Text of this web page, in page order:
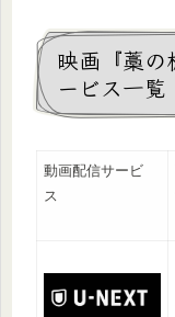
映画『藁の
ービス一覧
動画配信サービ
ス